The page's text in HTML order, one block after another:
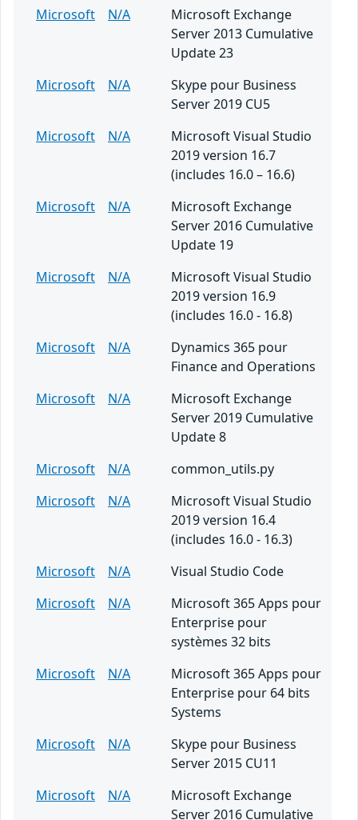
Microsoft N/A
Microsoft Exchange
Server 2013 Cumulative
Update 23
Microsoft
N/A
Skype pour Business
Server 2019 CU5
Microsoft
N/A
Microsoft Visual Studio
2019 version 16.7
(includes 16.0 – 16.6)
Microsoft
N/A
Microsoft Exchange
Server 2016 Cumulative
Update 19
Microsoft
N/A
Microsoft Visual Studio
2019 version 16.9
(includes 16.0 - 16.8)
Microsoft
N/A
Dynamics 365 pour
Finance and Operations
Microsoft
N/A
Microsoft Exchange
Server 2019 Cumulative
Update 8
Microsoft
N/A
common_utils.py
Microsoft
N/A
Microsoft Visual Studio
2019 version 16.4
(includes 16.0 - 16.3)
Microsoft
N/A
Visual Studio Code
Microsoft
N/A
Microsoft 365 Apps pour
Enterprise pour
systèmes 32 bits
Microsoft
N/A
Microsoft 365 Apps pour
Enterprise pour 64 bits
Systems
Microsoft
N/A
Skype pour Business
Server 2015 CU11
Microsoft
N/A
Microsoft Exchange
Server 2016 Cumulative